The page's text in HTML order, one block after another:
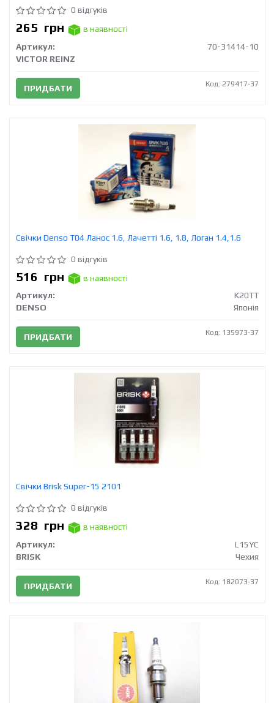
0 відгуків
265 грн
в наявності
Артикул:
70-31414-10
VICTOR REINZ
ПРИДБАТИ Код: 279417-37
Свічки Denso T04 Ланос 1.6, Лачетті 1.6, 1.8, Логан 1.4,1.6
0 відгуків
516 грн
в наявності
Артикул:
K20TT
DENSO
Японія
ПРИДБАТИ Код: 135973-37
Свічки Brisk Super-15 2101
0 відгуків
328 грн
в наявності
Артикул:
L15YC
BRISK
Чехия
ПРИДБАТИ Код: 182073-37